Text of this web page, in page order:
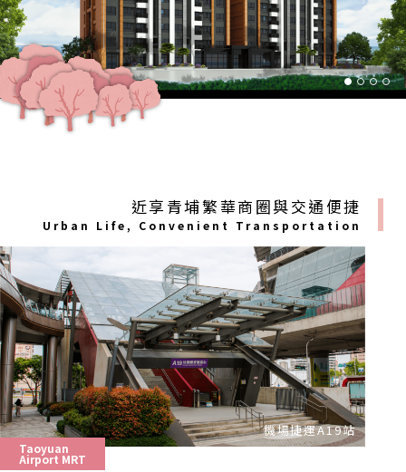
近享青埔繁華商圈與交通便捷
Urban Life, Convenient Transportation
機場捷運A19站
Taoyuan
Airport MRT